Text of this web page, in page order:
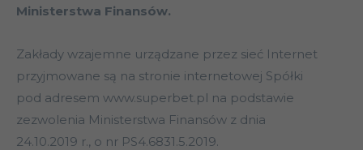
Ministerstwa Finansów.
Zakłady wzajemne urządzane przez sieć Internet
przyjmowane są na stronie internetowej Spółki
pod adresem www.superbet.pl na podstawie
zezwolenia Ministerstwa Finansów z dnia
24.10.2019 r., o nr PS4.6831.5.2019.